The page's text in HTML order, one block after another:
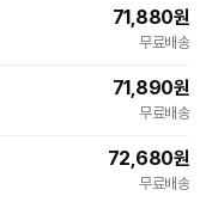
71,880원
무료배송
71,890원
무료배송
72,680원
무료배송